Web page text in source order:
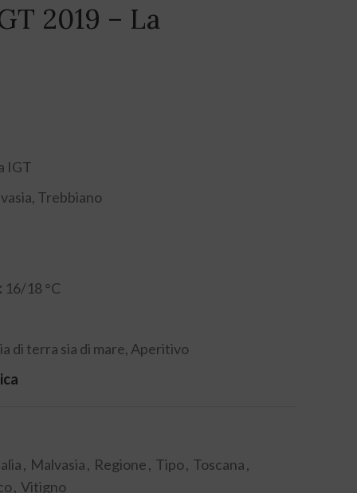
2019 – La
IGT
Trebbiano
16/18 °C
di terra sia di mare, Aperitivo
, Malvasia, Regione, Tipo, Toscana,
, Vitigno